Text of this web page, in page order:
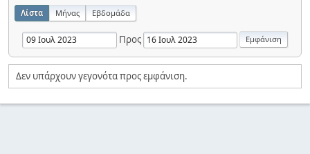
Λίστα Μήνας Εβδομάδα
Προς
Δεν υπάρχουν γεγονότα προς εμφάνιση.